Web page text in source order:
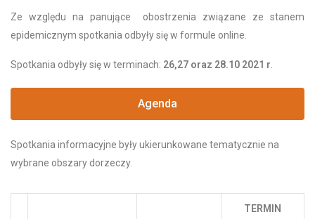
Ze względu na panujące obostrzenia związane ze stanem
epidemicznym spotkania odbyły się w formule online.
Spotkania odbyły się w terminach: 26,27 oraz 28.10 2021 r
Agenda
Spotkania informacyjne były ukierunkowane tematycznie na
wybrane obszary dorzeczy.
TERMIN